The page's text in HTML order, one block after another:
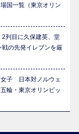
国一覧（東京オリン
2列目に久保建英、堂
の先発イレブンを厳
子 日本対ノルウェ
輪・東京オリンピッ